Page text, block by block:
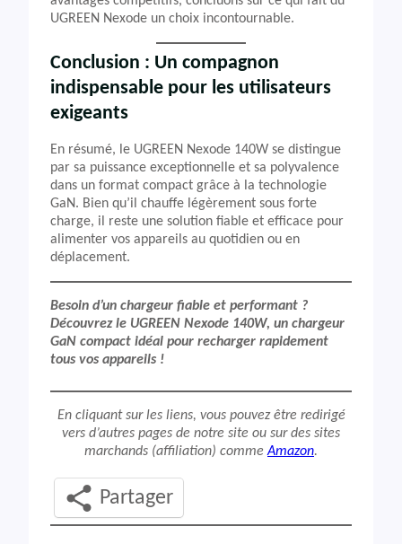
UGREEN Nexode un choix incontournable.
Conclusion : Un compagnon
indispensable pour les utilisateurs
exigeants
En résumé, le UGREEN Nexode 140W se distingue
par sa puissance exceptionnelle et sa polyvalence
dans un format compact grâce à la technologie
GaN. Bien qu’il chauffe légèrement sous forte
charge, il reste une solution fiable et efficace pour
alimenter vos appareils au quotidien ou en
déplacement.
Besoin d’un chargeur fiable et performant ?
Découvrez le UGREEN Nexode 140W, un chargeur
GaN compact idéal pour recharger rapidement
tous vos appareils !
En cliquant sur les liens, vous pouvez être redirigé
vers d’autres pages de notre site ou sur des sites
marchands (affiliation) commeAmazon.
Partager